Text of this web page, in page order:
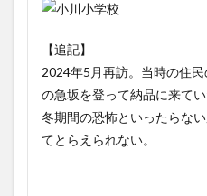
【追記】
2024年5月再訪。当時の住
の急坂を登って納品に来てい
冬期間の恐怖といったらな
てとらえられない。